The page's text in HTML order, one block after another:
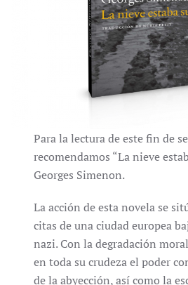
Para la lectura de este fin de
recomendamos “La nieve
Georges Simenon.
La acción de esta novela se
citas de una ciudad europea
nazi. Con la degradación
en toda su crudeza el poder
de la abyección, así como la